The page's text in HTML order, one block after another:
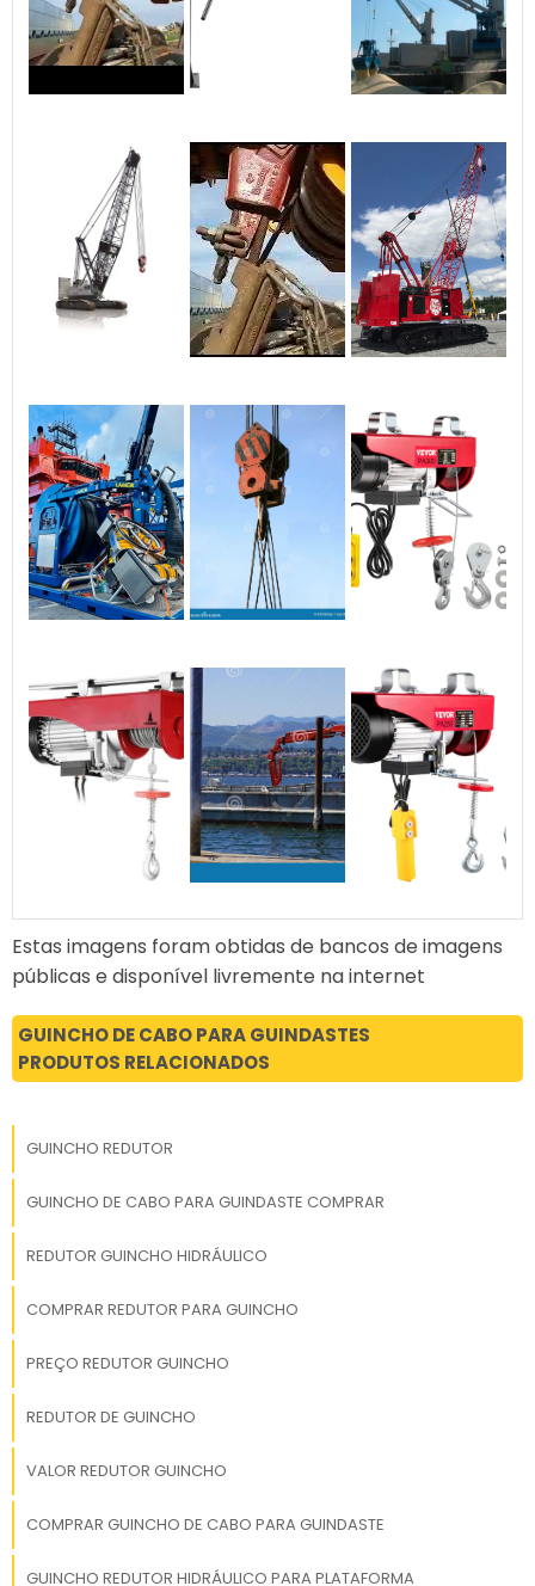
Estas imagens foram obtidas de bancos de imagens
públicas e disponível livremente na internet
GUINCHO DE CABO PARA GUINDASTES
PRODUTOS RELACIONADOS
GUINCHO REDUTOR
GUINCHO DE CABO PARA GUINDASTE COMPRAR
REDUTOR GUINCHO HIDRÁULICO
COMPRAR REDUTOR PARA GUINCHO
PREÇO REDUTOR GUINCHO
REDUTOR DE GUINCHO
VALOR REDUTOR GUINCHO
COMPRAR GUINCHO DE CABO PARA GUINDASTE
GUINCHO REDUTOR HIDRÁULICO PARA PLATAFORMA